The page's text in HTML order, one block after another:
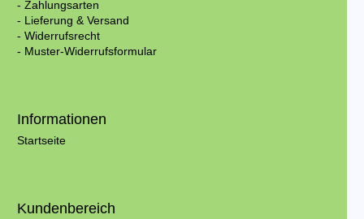
- Zahlungsarten
- Lieferung & Versand
- Widerrufsrecht
- Muster-Widerrufsformular
Informationen
Startseite
Kundenbereich